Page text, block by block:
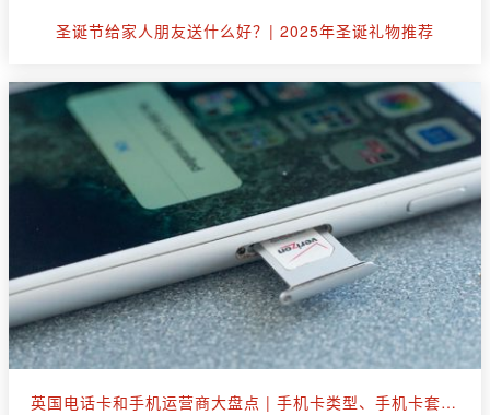
圣诞节给家人朋友送什么好？| 2025年圣诞礼物推荐
英国电话卡和手机运营商大盘点 | 手机卡类型、手机卡套餐选购